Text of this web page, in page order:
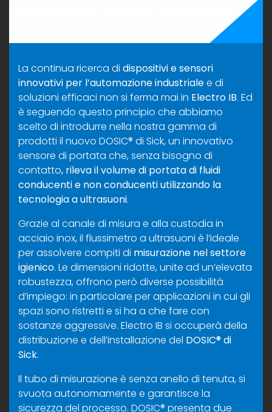
La continua ricerca di dispositivi e sensori
innovativi per l’automazione industrialee di
soluzioni efficaci non si ferma mai in Electro IB. Ed
è seguendo questo principio che abbiamo
scelto di introdurre nella nostra gamma di
prodotti il nuovo DOSIC® di Sick, un innovativo
sensore di portata che, senza bisogno di
contatto, rileva il volume di portata di fluidi
conducenti e non conducenti utilizzando la
tecnologia a ultrasuoni.
Grazie al canale di misura e alla custodia in
acciaio inox, il flussimetro a ultrasuoni è l’ideale
per assolvere compiti di misurazione nel settore
igienico. Le dimensioni ridotte, unite ad un’elevata
robustezza, offrono però diverse possibilità
d’impiego: in particolare per applicazioni in cui gli
spazi sono ristretti e si ha a che fare con
sostanze aggressive. Electro IB si occuperà della
distribuzione e dell’installazione del DOSIC® di
Sick.
Il tubo di misurazione è senza anello di tenuta, si
svuota autonomamente e garantisce la
sicurezza del processo. DOSIC® presenta due